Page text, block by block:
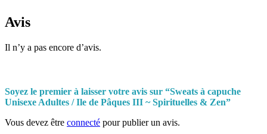
Avis
Il n’y a pas encore d’avis.
Soyez le premier à laisser votre avis sur “Sweats à capuche
Unisexe Adultes / Ile de Pâques III ~ Spirituelles & Zen”
Vous devez être connecté pour publier un avis.